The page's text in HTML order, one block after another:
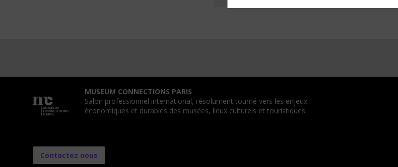
MUSEUM CONNECTIONS PARIS
Salon professionnel international, résolument tourné vers les enjeux
économiques et durables des musées, lieux culturels et touristiques
Contactez nous